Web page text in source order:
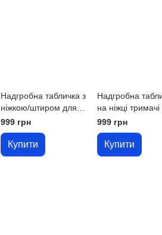
Надгробна табличка з
ніжкою/штиром для
встановлення на
цвинтарі металева
999 грн
Купити
Надгробна
на ніжці тримачі
999 грн
Купити